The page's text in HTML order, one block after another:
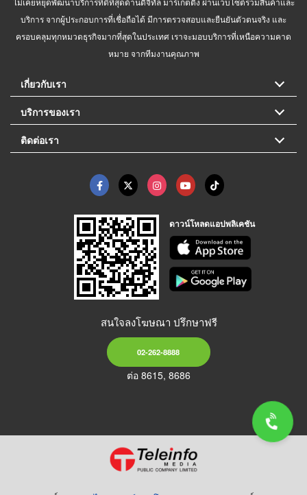
บริการ จากผู้ประกอบการที่เชื่อถือได้ มีการตรวจสอบและยืนยันตัวตนจริง และ
ครอบคลุมทุกหมวดธุรกิจมากที่สุดในประเทศ เราจะมอบบริการที่เหนือความคาด
หมาย จากทีมงานคุณภาพ
เกี่ยวกับเรา
บริการของเรา
ติดต่อเรา
ดาวน์โหลดแอปพลิเคชัน
สนใจลงโฆษณา ปรึกษาฟรี
02-262-8888
ต่อ 8615, 8686